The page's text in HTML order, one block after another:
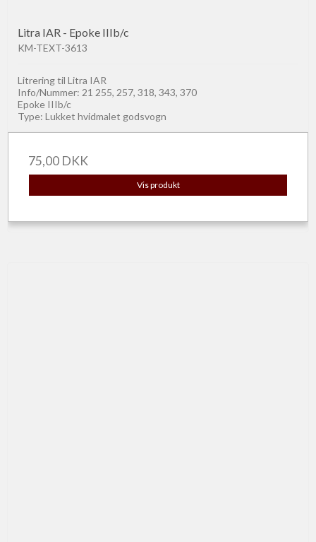
Litra IAR - Epoke IIIb/c
KM-TEXT-3613
Litrering til Litra IAR
Info/Nummer: 21 255, 257, 318, 343, 370
Epoke IIIb/c
Type: Lukket hvidmalet godsvogn
75,00 DKK
Vis produkt